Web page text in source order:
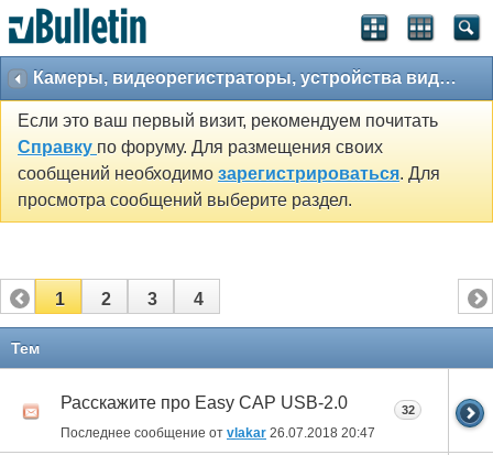
Камеры, видеорегистраторы, устройства видеозахвата и парктроники.
Если это ваш первый визит, рекомендуем почитать
Справку по форуму. Для размещения своих
сообщений необходимо зарегистрироваться. Для
просмотра сообщений выберите раздел.
1 2 3 4
Тем
Расскажите про Easy CAP USB-2.0
Последнее сообщение от vlakar 26.07.2018 20:47
32